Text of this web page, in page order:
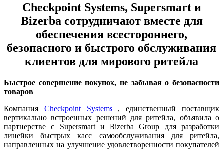
Checkpoint Systems, Supersmart и
Bizerba сотрудничают вместе для
обеспечения всестороннего,
безопасного и быстрого обслуживания
клиентов для мирового ритейла
Быстрое совершение покупок, не забывая о безопасности
товаров
Компания Checkpoint Systems, единственный поставщик
вертикально встроенных решений для ритейла, объявила о
партнерстве с Supersmart и Bizerba Group для разработки
линейки быстрых касс самообслуживания для ритейла,
направленных на улучшение удовлетворенности покупателей